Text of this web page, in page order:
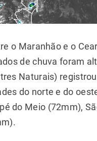
o Maranhão e o
de chuva foram
Naturais)
do norte e do
do Meio (72mm),